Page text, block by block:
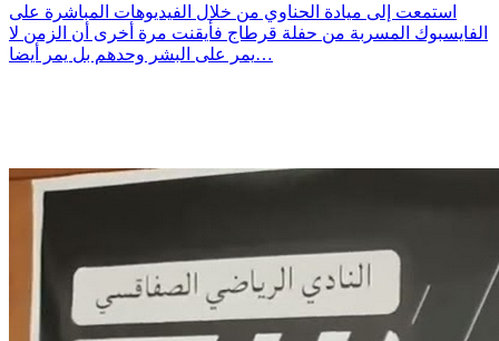
استمعت إلى ميادة الحناوي من خلال الفيديوهات المباشرة على
الفايسبوك المسربة من حفلة قرطاج فأيقنت مرة أخرى أن الزمن لا
يمر على البشر وحدهم بل يمر أيضا…